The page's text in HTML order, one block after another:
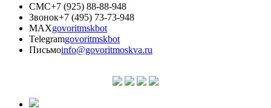
СМС+7 (925) 88-88-948
Звонок+7 (495) 73-73-948
MAXgovoritmskbot
Telegramgovoritmskbot
Письмоinfo@govoritmoskva.ru